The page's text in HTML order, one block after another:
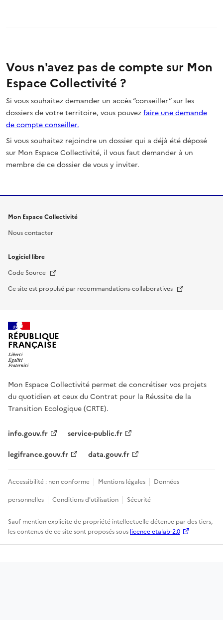
Vous n'avez pas de compte sur Mon
Espace Collectivité ?
Si vous souhaitez demander un accès “conseiller” sur les
dossiers de votre territoire, vous pouvezfaire une demande
de compte conseiller.
Si vous souhaitez rejoindre un dossier qui a déjà été déposé
sur Mon Espace Collectivité, il vous faut demander à un
membre de ce dossier de vous y inviter.
Mon Espace Collectivité
Nous contacter
Logiciel libre
Code Source Nouvelle fenêtre
Ce site est propulsé par recommandations-collaboratives Nouvelle fenêtre
RÉPUBLIQUE
FRANÇAISE
Mon Espace Collectivité permet de concrétiser vos projets
du quotidien et ceux du Contrat pour la Réussite de la
Transition Ecologique (CRTE).
info.gouv.fr
service-public.fr
legifrance.gouv.fr
data.gouv.fr
Accessibilité : non conforme Mentions légales
Données
personnelles
Conditions d'utilisation Sécurité
Sauf mention explicite de propriété intellectuelle détenue par des tiers,
les contenus de ce site sont proposés sous licence etalab-2.0